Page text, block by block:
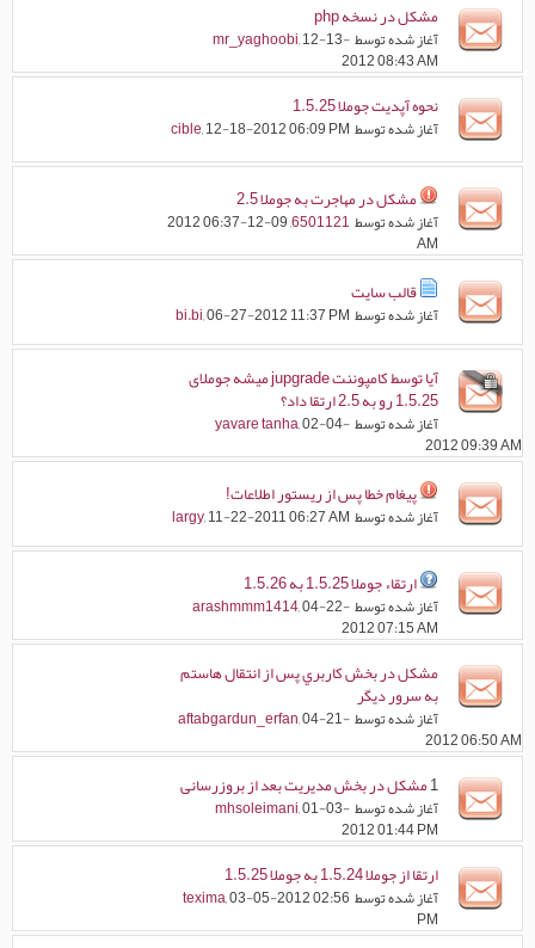
مشکل در نسخه php
آغاز شده توسط mr_yaghoobi, 12-13-
2012 08:43 AM
نحوه آپدیت جوملا 1.5.25
آغاز شده توسط cible, 12-18-2012 06:09 PM
مشکل در مهاجرت به جوملا 2.5
آغاز شده توسط 6501121
, 09-12-2012 06:37
AM
قالب سایت
آغاز شده توسط bi.bi, 06-27-2012 11:37 PM
آیا توسط کامپوننت jupgrade میشه جوملای
1.5.25 رو به 2.5 ارتقا داد؟
آغاز شده توسط yavare tanha, 02-04-
2012 09:39 AM
پیغام خطا پس از ریستور اطلاعات!
آغاز شده توسط largy, 11-22-2011 06:27 AM
ارتقاء جوملا 1.5.25 به 1.5.26
آغاز شده توسط arashmmm1414, 04-22-
2012 07:15 AM
مشکل در بخش کاربري پس از انتقال هاستم
به سرور ديگر
آغاز شده توسط aftabgardun_erfan, 04-21-
2012 06:50 AM
1مشکل در بخش مدیریت بعد از بروزرسانی
آغاز شده توسط mhsoleimani, 01-03-
2012 01:44 PM
ارتقا از جوملا 1.5.24 به جوملا 1.5.25
آغاز شده توسط texima, 03-05-2012 02:56
PM